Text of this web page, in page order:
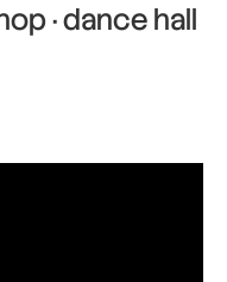
· dance hall